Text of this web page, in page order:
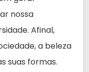
nossa
Afinal,
a beleza
suas formas.